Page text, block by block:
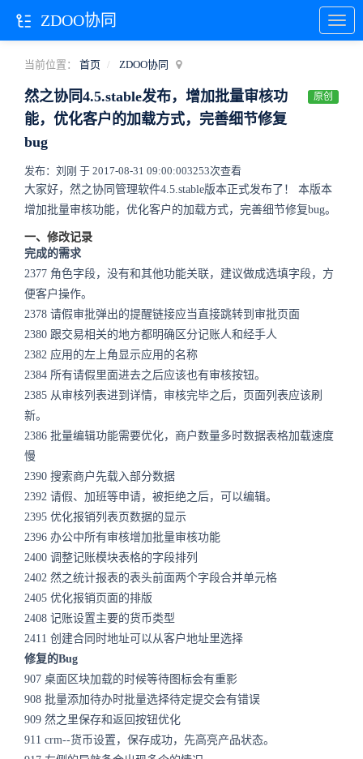
当前位置： 首页 ZDOO协同
然之协同4.5.stable发布，增加批量审核功
能，优化客户的加载方式，完善细节修复
bug
原创
发布：刘刚 于 2017-08-31 09:00:003253次查看
大家好，然之协同管理软件4.5.stable版本正式发布了！ 本版本
增加批量审核功能，优化客户的加载方式，完善细节修复bug。
一、修改记录
完成的需求
2377 角色字段，没有和其他功能关联，建议做成选填字段，方
便客户操作。
2378 请假审批弹出的提醒链接应当直接跳转到审批页面
2380 跟交易相关的地方都明确区分记账人和经手人
2382 应用的左上角显示应用的名称
2384 所有请假里面进去之后应该也有审核按钮。
2385 从审核列表进到详情，审核完毕之后，页面列表应该刷
新。
2386 批量编辑功能需要优化，商户数量多时数据表格加载速度
慢
2390 搜索商户先载入部分数据
2392 请假、加班等申请，被拒绝之后，可以编辑。
2395 优化报销列表页数据的显示
2396 办公中所有审核增加批量审核功能
2400 调整记账模块表格的字段排列
2402 然之统计报表的表头前面两个字段合并单元格
2405 优化报销页面的排版
2408 记账设置主要的货币类型
2411 创建合同时地址可以从客户地址里选择
修复的Bug
907 桌面区块加载的时候等待图标会有重影
908 批量添加待办时批量选择待定提交会有错误
909 然之里保存和返回按钮优化
911 crm--货币设置，保存成功，先高亮产品状态。
ZDOO协同